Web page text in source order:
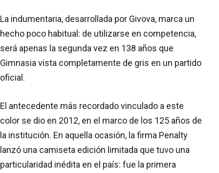
La indumentaria, desarrollada por Givova, marca un
hecho poco habitual: de utilizarse en competencia,
será apenas la segunda vez en 138 años que
Gimnasia vista completamente de gris en un partido
oficial.
El antecedente más recordado vinculado a este
color se dio en 2012, en el marco de los 125 años de
la institución. En aquella ocasión, la firma Penalty
lanzó una camiseta edición limitada que tuvo una
particularidad inédita en el país: fue la primera